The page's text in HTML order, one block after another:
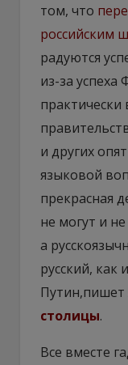
том, что
российским
радуются
из-за успеха
практически
и других
языковой
прекрасная
не могут и
а
русский, как
Путин,пишет
столицы.
Все вместе